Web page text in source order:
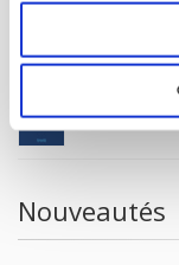
La France
Nouveautés